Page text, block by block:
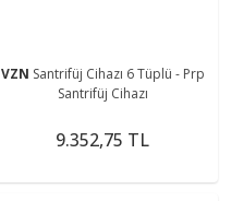
VZN Santrifüj Cihazı 6 Tüplü - Prp
Santrifüj Cihazı
9.352,75 TL